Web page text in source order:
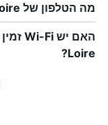
מה הטלפון של ibis budget Cosne-sur-Loire?
Loire?